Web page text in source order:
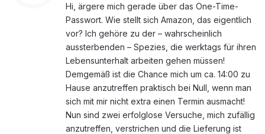
t
:
Hi, ärgere mich gerade über das One-Time-
Passwort. Wie stellt sich Amazon, das eigentlich
vor? Ich gehöre zu der – wahrscheinlich
aussterbenden – Spezies, die werktags für ihren
Lebensunterhalt arbeiten gehen müssen!
Demgemäß ist die Chance mich um ca. 14:00 zu
Hause anzutreffen praktisch bei Null, wenn man
sich mit mir nicht extra einen Termin ausmacht!
Nun sind zwei erfolglose Versuche, mich zufällig
anzutreffen, verstrichen und die Lieferung ist